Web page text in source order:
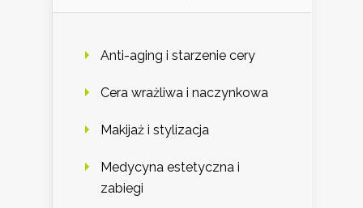
Anti-aging i starzenie cery
Cera wrażliwa i naczynkowa
Makijaż i stylizacja
Medycyna estetyczna i
zabiegi